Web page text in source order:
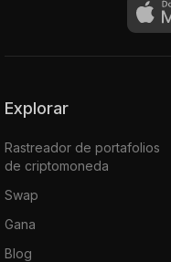
Explorar
Rastreador de portafolios
de criptomoneda
Swap
Gana
Blog